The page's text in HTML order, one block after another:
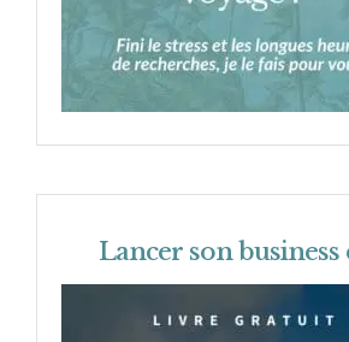
Lancer son business